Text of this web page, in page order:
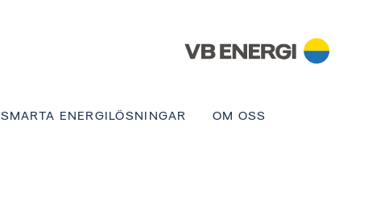
SMARTA ENERGILÖSNINGAR OM OSS